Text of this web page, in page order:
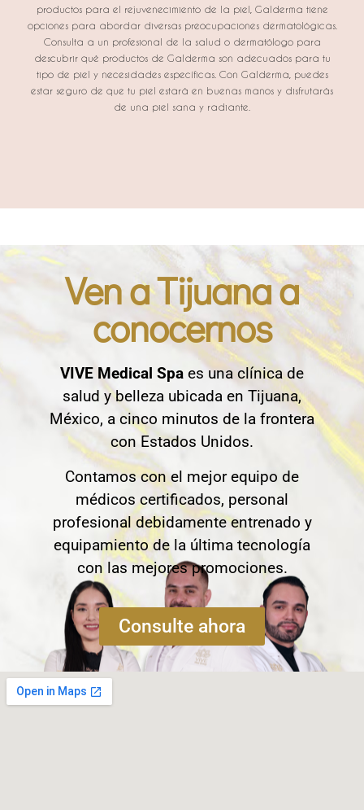
productos para el rejuvenecimiento de la piel, Galderma tiene
opciones para abordar diversas preocupaciones dermatológicas.
Consulta a un profesional de la salud o dermatólogo para
descubrir qué productos de Galderma son adecuados para tu
tipo de piel y necesidades específicas. Con Galderma, puedes
estar seguro de que tu piel estará en buenas manos y disfrutarás
de una piel sana y radiante.
Ven a Tijuana a
conocernos
VIVE Medical Spa es una clínica de
salud y belleza ubicada en Tijuana,
México, a cinco minutos de la frontera
con Estados Unidos.
Contamos con el mejor equipo de
médicos certificados, personal
profesional debidamente entrenado y
equipamiento de la última tecnología
con las mejores promociones.
Consulte ahora